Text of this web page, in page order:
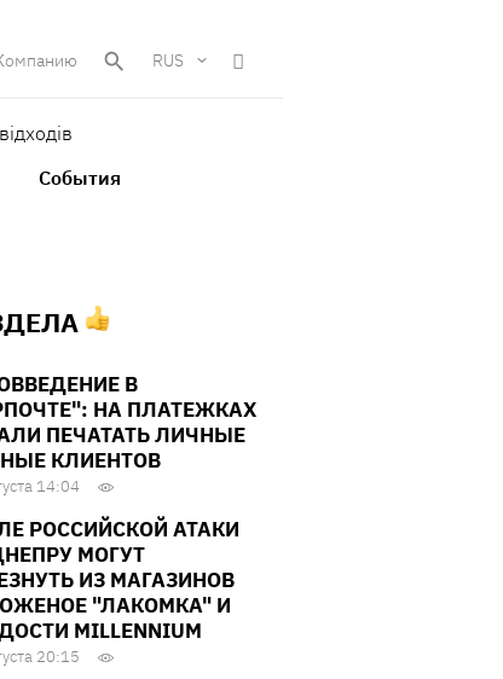
RUS
События
В
НА ПЛАТЕЖКАХ
ПЕЧАТАТЬ ЛИЧНЫЕ
КЛИЕНТОВ
14:04
РОССИЙСКОЙ АТАКИ
МОГУТ
ИЗ МАГАЗИНОВ
"ЛАКОМКА" И
MILLENNIUM
20:15